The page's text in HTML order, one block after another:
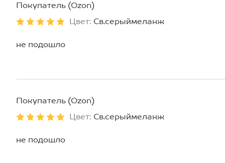
Покупатель (Ozon)
Цвет: Св.серыймеланж
не подошло
Покупатель (Ozon)
Цвет: Св.серыймеланж
не подошло